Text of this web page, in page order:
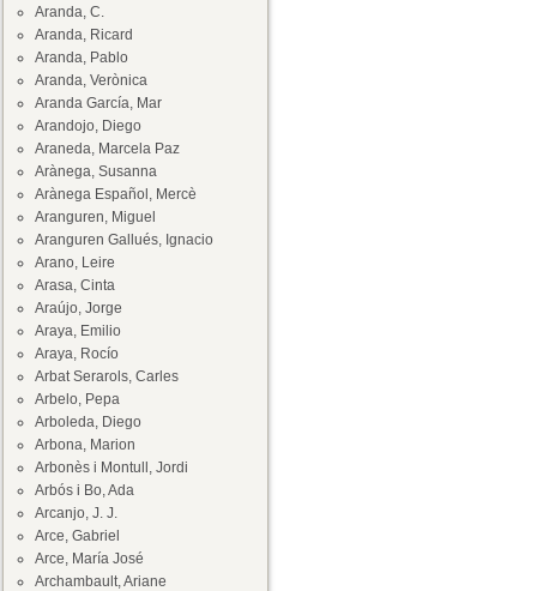
Aranda, C.
Aranda, Ricard
Aranda, Pablo
Aranda, Verònica
Aranda García, Mar
Arandojo, Diego
Araneda, Marcela Paz
Arànega, Susanna
Arànega Español, Mercè
Aranguren, Miguel
Aranguren Gallués, Ignacio
Arano, Leire
Arasa, Cinta
Araújo, Jorge
Araya, Emilio
Araya, Rocío
Arbat Serarols, Carles
Arbelo, Pepa
Arboleda, Diego
Arbona, Marion
Arbonès i Montull, Jordi
Arbós i Bo, Ada
Arcanjo, J. J.
Arce, Gabriel
Arce, María José
Archambault, Ariane